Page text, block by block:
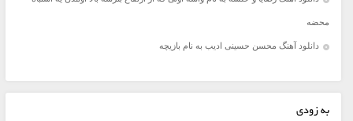
محضه
دانلود آهنگ محسن حسینی ادیب به نام بازیچه
به زودی